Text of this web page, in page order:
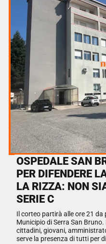
OSPEDALE SAN
PER DIFENDERE
LA RIZZA: NON
SERIE C
Il corteo partirà alle ore 21
Municipio di Serra San
cittadini, giovani,
serve la presenza di tutti per